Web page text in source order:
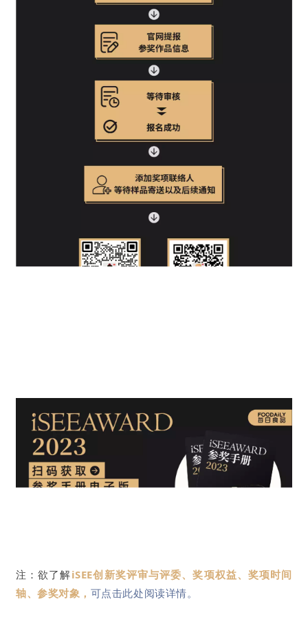
注：欲了解iSEE创新奖评审与评委、奖项权益、奖项时间
轴、参奖对象， 可点击此处阅读详情。